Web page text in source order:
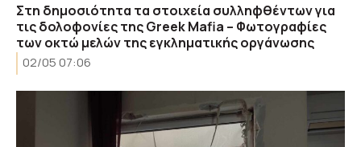
Στη δημοσιότητα τα στοιχεία συλληφθέντων για
τις δολοφονίες της Greek Mafia – Φωτογραφίες
των οκτώ μελών της εγκληματικής οργάνωσης
02/05 07:06